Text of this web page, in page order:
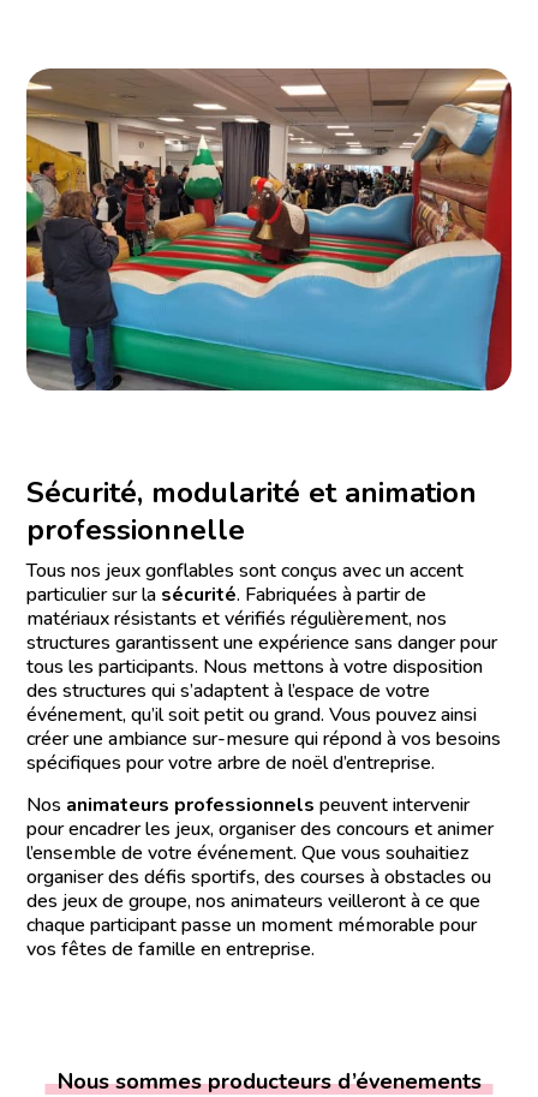
Sécurité, modularité et animation
professionnelle
Tous nos jeux gonflables sont conçus avec un accent
particulier sur la sécurité. Fabriquées à partir de
matériaux résistants et vérifiés régulièrement, nos
structures garantissent une expérience sans danger pour
tous les participants. Nous mettons à votre disposition
des structures qui s’adaptent à l’espace de votre
événement, qu’il soit petit ou grand. Vous pouvez ainsi
créer une ambiance sur-mesure qui répond à vos besoins
spécifiques pour votre arbre de noël d’entreprise.
Nos animateurs professionnels peuvent intervenir
pour encadrer les jeux, organiser des concours et animer
l’ensemble de votre événement. Que vous souhaitiez
organiser des défis sportifs, des courses à obstacles ou
des jeux de groupe, nos animateurs veilleront à ce que
chaque participant passe un moment mémorable pour
vos fêtes de famille en entreprise.
Nous sommes producteurs d’évenements